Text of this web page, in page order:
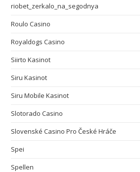
riobet_zerkalo_na_segodnya
Roulo Casino
Royaldogs Casino
Siirto Kasinot
Siru Kasinot
Siru Mobile Kasinot
Slotorado Casino
Slovenské Casino Pro České Hráče
Spei
Spellen